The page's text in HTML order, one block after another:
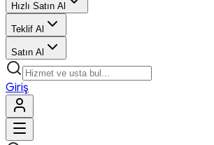
Hızlı Satın Al
Teklif Al
Satın Al
Giriş